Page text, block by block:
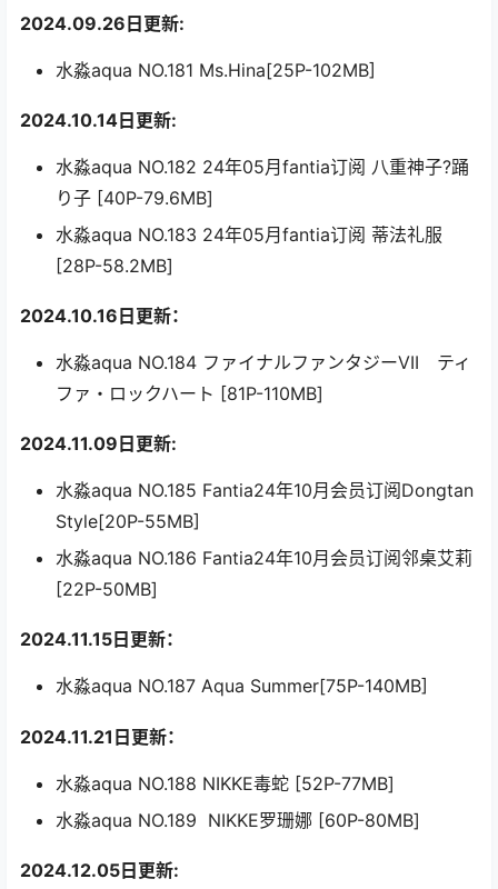
2024.09.26日更新:
水淼aqua NO.181 Ms.Hina[25P-102MB]
2024.10.14日更新:
水淼aqua NO.182 24年05月fantia订阅 八重神子?踊
り子 [40P-79.6MB]
水淼aqua NO.183 24年05月fantia订阅 蒂法礼服
[28P-58.2MB]
2024.10.16日更新：
水淼aqua NO.184 ファイナルファンタジーVII ティ
ファ・ロックハート [81P-110MB]
2024.11.09日更新:
水淼aqua NO.185 Fantia24年10月会员订阅Dongtan
Style[20P-55MB]
水淼aqua NO.186 Fantia24年10月会员订阅邻桌艾莉
[22P-50MB]
2024.11.15日更新：
水淼aqua NO.187 Aqua Summer[75P-140MB]
2024.11.21日更新：
水淼aqua NO.188 NIKKE毒蛇 [52P-77MB]
水淼aqua NO.189 NIKKE罗珊娜 [60P-80MB]
2024.12.05日更新: